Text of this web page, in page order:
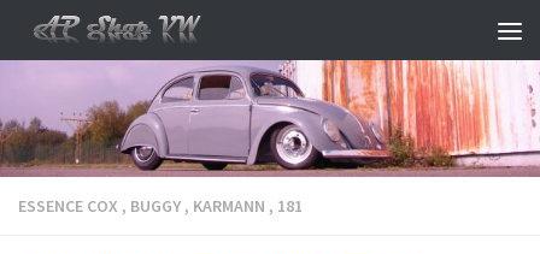
Skip to content
ESSENCE COX , BUGGY , KARMANN , 181